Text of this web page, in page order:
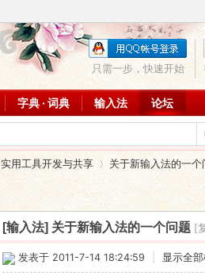
只需一步，快速开始
字典 · 词典 输入法 论坛
实用工具开发与共享
›
关于新输入法的一个
[输入法] 关于新输入法的一个问题 [
发表于 2011-7-14 18:24:59 显示全